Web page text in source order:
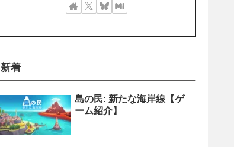
新着
島の民: 新たな海岸線【ゲ
ーム紹介】